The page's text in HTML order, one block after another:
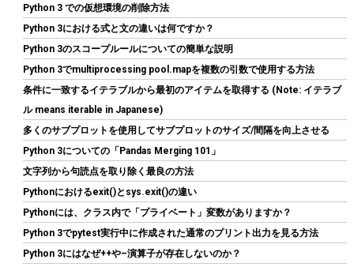
こちら)
SP Silicon Power シリコンパワー SSD 512GB 3D NAND採用
SATA3 6Gb/s 2.5インチ 7mm PS4動作確認済 3年保証 A55シリー
ズ SP512GBSS3A55S25
(54310588) GBP 62.65 (2026-08-06 04:03 GMT +09:00 時点 -詳細
はこちら
Python 3 での仮想環境の削除方法
Python 3における式と文の違いは何ですか？
Python 3のスコープルールについての簡単な説明
Python 3でmultiprocessing pool.mapを複数の引数で使用する方法
条件に一致するイテラブルから最初のアイテムを取得する (Note: イテラブ
ル means iterable in Japanese)
多くのサブプロットを使用してサブプロットのサイズ/間隔を向上させる
Python 3についての「Pandas Merging 101」
文字列から句読点を取り除く最良の方法
Pythonにおけるexit()とsys.exit()の違い
Pythonには、クラス内で「プライベート」変数がありますか？
Python 3でpytest実行中に作成された通常のプリント出力を見る方法
Python 3にはなぜ++や–演算子が存在しないのか？